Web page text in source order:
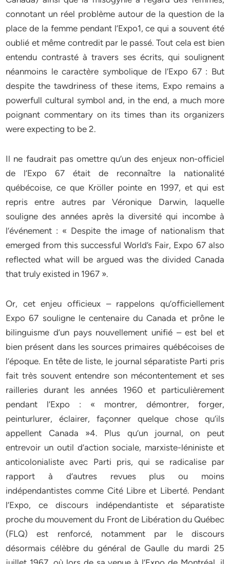
connotant un réel problème autour de la question de la
place de la femme pendant l’Expo1, ce qui a souvent été
oublié et même contredit par le passé. Tout cela est bien
entendu contrasté à travers ses écrits, qui soulignent
néanmoins le caractère symbolique de l’Expo 67 : But
despite the tawdriness of these items, Expo remains a
powerfull cultural symbol and, in the end, a much more
poignant commentary on its times than its organizers
were expecting to be 2.
Il ne faudrait pas omettre qu’un des enjeux non-officiel
de l’Expo 67 était de reconnaître la nationalité
québécoise, ce que Kröller pointe en 1997, et qui est
repris entre autres par Véronique Darwin, laquelle
souligne des années après la diversité qui incombe à
l’événement : « Despite the image of nationalism that
emerged from this successful World’s Fair, Expo 67 also
reflected what will be argued was the divided Canada
that truly existed in 1967 ».
Or, cet enjeu officieux – rappelons qu’officiellement
Expo 67 souligne le centenaire du Canada et prône le
bilinguisme d’un pays nouvellement unifié – est bel et
bien présent dans les sources primaires québécoises de
l’époque. En tête de liste, le journal séparatiste Parti pris
fait très souvent entendre son mécontentement et ses
railleries durant les années 1960 et particulièrement
pendant l’Expo : « montrer, démontrer, forger,
peinturlurer, éclairer, façonner quelque chose qu’ils
appellent Canada »4. Plus qu’un journal, on peut
entrevoir un outil d’action sociale, marxiste-léniniste et
anticolonialiste avec Parti pris, qui se radicalise par
rapport à d’autres revues plus ou moins
indépendantistes comme Cité Libre et Liberté. Pendant
l’Expo, ce discours indépendantiste et séparatiste
proche du mouvement du Front de Libération du Québec
(FLQ) est renforcé, notamment par le discours
désormais célèbre du général de Gaulle du mardi 25